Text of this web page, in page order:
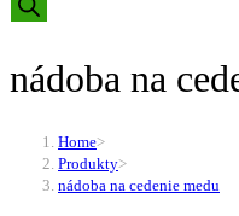
nádoba na
Home>
Produkty>
nádoba na cedenie medu